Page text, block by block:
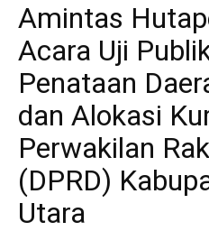
Amintas
Acara Uji
Penataan
dan Alokasi
Perwakilan
(DPRD)
Utara